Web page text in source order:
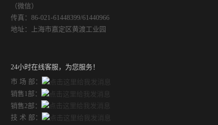
电加热板
超声波清洗器
微波化学反应器
玻璃仪器烘干器
药物透皮实验仪
（微信）
传真：86-021-61448399/61440966
地址：上海市嘉定区黄渡工业园
24小时在线客服，为您服务！
市 场 部：
销售1部：
销售2部：
技 术 部：